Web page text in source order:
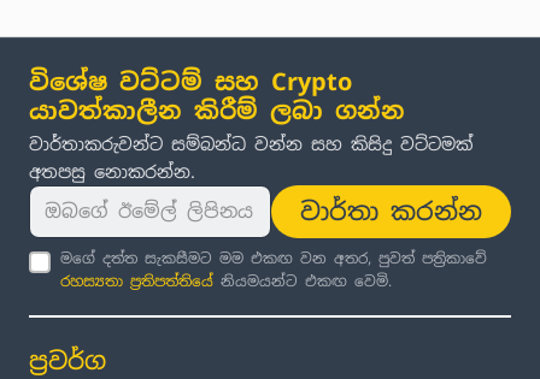
විශේෂ වට්ටම් සහ Crypto
යාවත්කාලීන කිරීම් ලබා ගන්න
වාර්තාකරුවන්ට සම්බන්ධ වන්න සහ කිසිදු වට්ටමක්
අතපසු නොකරන්න.
වාර්තා කරන්න
මගේ දත්ත සැකසීමට මම එකඟ වන අතර, පුවත් පත්‍රිකාවේ
රහස්‍යතා ප්‍රතිපත්තිය ේ නියමයන්ට එකඟ වෙමි.
ප්‍රවර්ග